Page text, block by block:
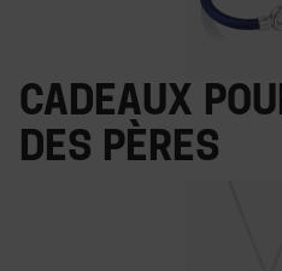
Cadeaux
des Pères